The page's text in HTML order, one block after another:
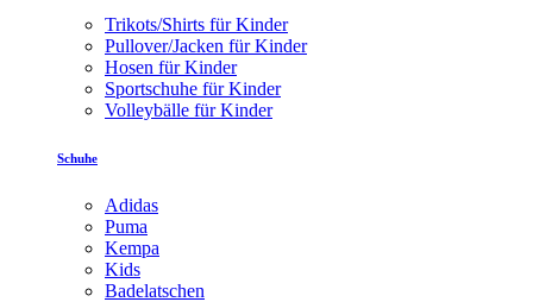
Trikots/Shirts für Kinder
Pullover/Jacken für Kinder
Hosen für Kinder
Sportschuhe für Kinder
Volleybälle für Kinder
Schuhe
Adidas
Puma
Kempa
Kids
Badelatschen